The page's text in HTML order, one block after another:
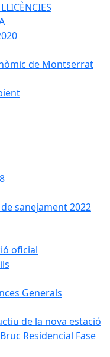
de Montserrat
sanejament 2022
oficial
Generals
de la nova estació
Residencial Fase